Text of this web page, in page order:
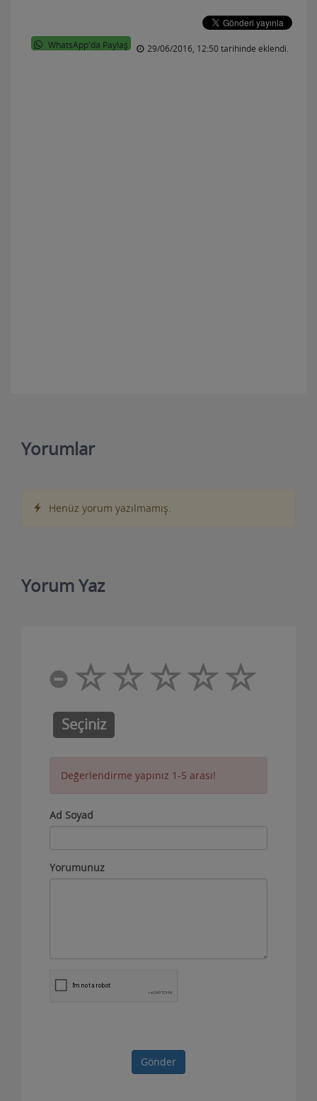
WhatsApp'da Paylaş 29/06/2016, 12:50 tarihinde eklendi.
Yorumlar
Henüz yorum yazılmamış.
Yorum Yaz
Seçiniz
Değerlendirme yapınız 1-5 arası!
Ad Soyad
Yorumunuz
Gönder